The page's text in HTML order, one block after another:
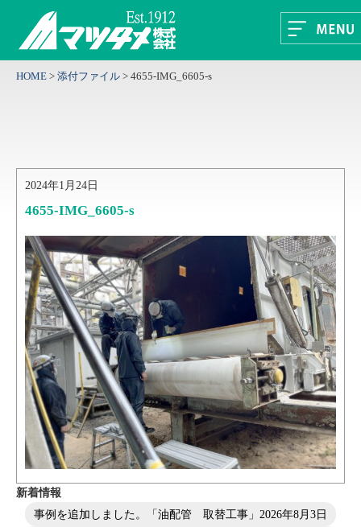
HOME > 添付ファイル > 4655-IMG_6605-s
2024年1月24日
4655-IMG_6605-s
新着情報
事例を追加しました。「油配管 取替工事」 2026年8月3日